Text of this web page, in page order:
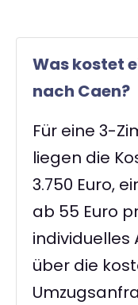
Was kostet
nach Caen?
Für eine 3-
liegen die
3.750 Euro,
ab 55 Euro
individuelles
über die